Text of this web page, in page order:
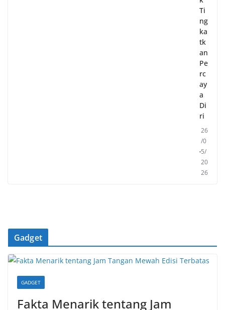
Ti
ng
ka
tk
an
Pe
rc
ay
a
Di
ri
26
/0
5/
20
26
Gadget
GADGET
Fakta Menarik tentang Jam